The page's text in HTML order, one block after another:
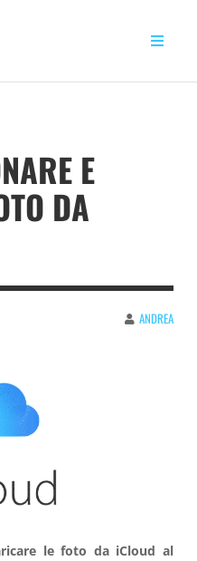
E
DA
ANDREA
le foto da iCloud al